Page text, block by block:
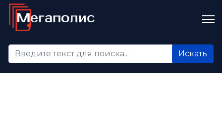
Искать... Искать